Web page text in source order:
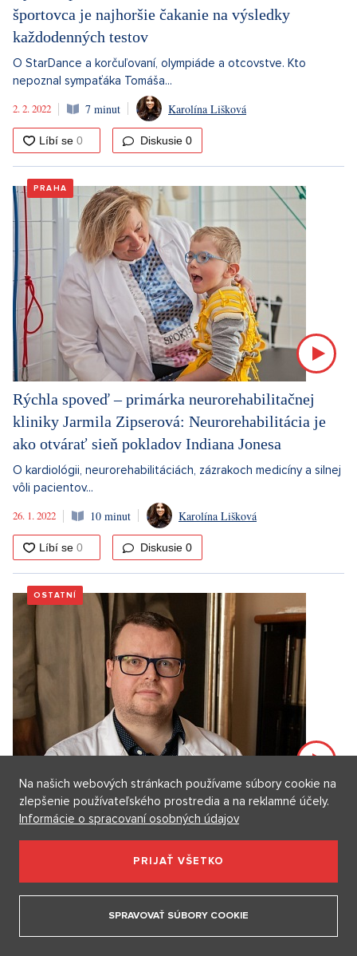
športovca je najhoršie čakanie na výsledky
každodenných testov
O StarDance a korčuľovaní, olympiáde a otcovstve. Kto
nepoznal sympaťáka Tomáša...
2. 2. 2022
7 minut Karolína Lišková
Diskusie 0
PRAHA
Rýchla spoveď – primárka neurorehabilitačnej
kliniky Jarmila Zipserová: Neurorehabilitácia je
ako otvárať sieň pokladov Indiana Jonesa
O kardiológii, neurorehabilitáciách, zázrakoch medicíny a silnej
vôli pacientov...
26. 1. 2022
10 minut Karolína Lišková
Diskusie 0
OSTATNÍ
Rýchla spoveď – lekár tímu HC Rytíři Kladno
MUDr. Petr Fulín: Jaromír Jágr má extrémne
vyvinutý cit pre vlastné telo
športovcov, o najzávažnej...
7 minut Šárka Kabátová
Na našich webových stránkach používame súbory cookie na
zlepšenie používateľského prostredia a na reklamné účely.
Informácie o spracovaní osobných údajov
PRIJAŤ VŠETKO
SPRAVOVAŤ SÚBORY COOKIE